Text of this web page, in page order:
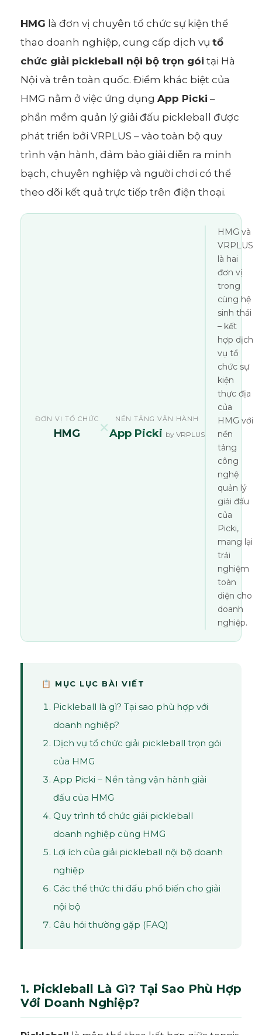
HMG là đơn vị chuyên tổ chức sự kiện thể
thao doanh nghiệp, cung cấp dịch vụ tổ
chức giải pickleball nội bộ trọn gói tại Hà
Nội và trên toàn quốc. Điểm khác biệt của
HMG nằm ở việc ứng dụng App Picki –
phần mềm quản lý giải đấu pickleball được
phát triển bởi VRPLUS – vào toàn bộ quy
trình vận hành, đảm bảo giải diễn ra minh
bạch, chuyên nghiệp và người chơi có thể
theo dõi kết quả trực tiếp trên điện thoại.
ĐƠN VỊ TỔ CHỨC
HMG ✕
NỀN TẢNG VẬN HÀNH
App Picki by VRPLUS
HMG và
VRPLUS
là hai
đơn vị
trong
cùng hệ
sinh thái
– kết
hợp dịch
vụ tổ
chức sự
kiện
thực địa
của
HMG với
nền
tảng
công
nghệ
quản lý
giải đấu
của
Picki,
mang lại
trải
nghiệm
toàn
diện cho
doanh
nghiệp.
📋 MỤC LỤC BÀI VIẾT
Pickleball là gì? Tại sao phù hợp với
doanh nghiệp?
Dịch vụ tổ chức giải pickleball trọn gói
của HMG
App Picki – Nền tảng vận hành giải
đấu của HMG
Quy trình tổ chức giải pickleball
doanh nghiệp cùng HMG
Lợi ích của giải pickleball nội bộ doanh
nghiệp
Các thể thức thi đấu phổ biến cho giải
nội bộ
Câu hỏi thường gặp (FAQ)
1. Pickleball Là Gì? Tại Sao Phù Hợp
Với Doanh Nghiệp?